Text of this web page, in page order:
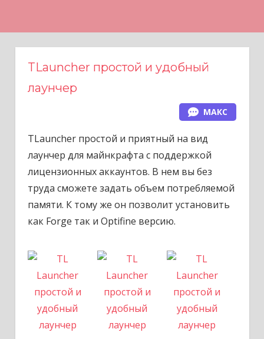
TLauncher простой и удобный
лаунчер
МАКС
TLauncher простой и приятный на вид
лаунчер для майнкрафта с поддержкой
лицензионных аккаунтов. В нем вы без
труда сможете задать объем потребляемой
памяти. К тому же он позволит установить
как Forge так и Optifine версию.